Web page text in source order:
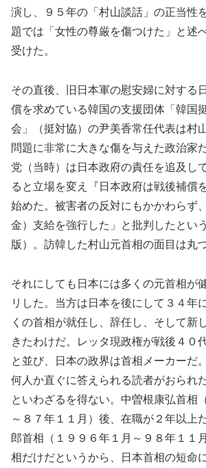
演し、９５年の「村山談話」の正当性
題では「女性の尊厳を傷つけた」と述
受けた。
その直後、旧日本軍の慰安婦に対する
償を求めている韓国の支援団体「韓国
会」（挺対協）の尹美香常任代表は村
問題に非常に大きな傷を与えた政治家
党（当時）は日本政府の責任を追及し
ると立場を変え『日本政府は戦後補償
始めた。被害者の反対にもかかわらず
金）支給を強行した」と批判したとい
版）。訪韓した村山元首相の面目は丸
それにしても日本には多くの元首相が
リした。当方は日本を後にして３４年
くの首相が就任し、辞任し、そして新
きたわけだ。レッタ現政権が戦後４０
と並び、日本の政界は首相メーカーだ
何人か直ぐに答えられる読者がおられ
といわざるを得ない。中曽根康弘首相
～８７年１１月）後、在職が２年以上
郎首相（１９９６年１月～９８年１１
相だけだというから、日本首相の短命